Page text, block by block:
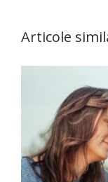
Articole